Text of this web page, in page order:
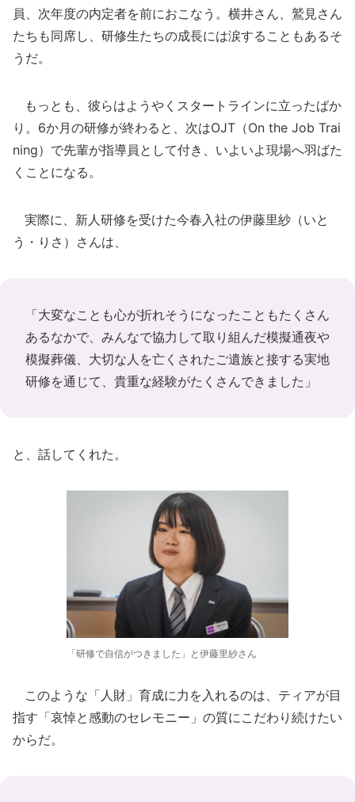
員、次年度の内定者を前におこなう。横井さん、鷲見さん
たちも同席し、研修生たちの成長には涙することもあるそ
うだ。
もっとも、彼らはようやくスタートラインに立ったばか
り。6か月の研修が終わると、次はOJT（On the Job Trai
ning）で先輩が指導員として付き、いよいよ現場へ羽ばた
くことになる。
実際に、新人研修を受けた今春入社の伊藤里紗（いと
う・りさ）さんは、
「大変なことも心が折れそうになったこともたくさん
あるなかで、みんなで協力して取り組んだ模擬通夜や
模擬葬儀、大切な人を亡くされたご遺族と接する実地
研修を通じて、貴重な経験がたくさんできました」
と、話してくれた。
「研修で自信がつきました」と伊藤里紗さん
このような「人財」育成に力を入れるのは、ティアが目
指す「哀悼と感動のセレモニー」の質にこだわり続けたい
からだ。